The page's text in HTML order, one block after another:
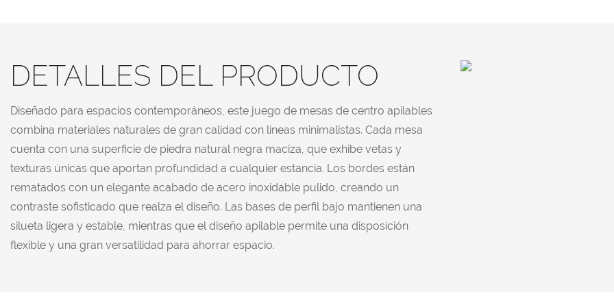
DETALLES DEL PRODUCTO
Diseñado para espacios contemporáneos, este juego de mesas de centro apilables
combina materiales naturales de gran calidad con líneas minimalistas. Cada mesa
cuenta con una superficie de piedra natural negra maciza, que exhibe vetas y
texturas únicas que aportan profundidad a cualquier estancia. Los bordes están
rematados con un elegante acabado de acero inoxidable pulido, creando un
contraste sofisticado que realza el diseño. Las bases de perfil bajo mantienen una
silueta ligera y estable, mientras que el diseño apilable permite una disposición
flexible y una gran versatilidad para ahorrar espacio.